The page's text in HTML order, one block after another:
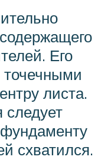
Его
точечными
листа.
следует
схватился.